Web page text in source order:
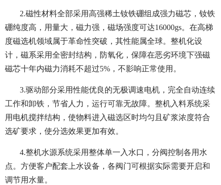
2.磁性材料全部采用高强稀土钕铁硼组成强力磁芯，钕铁
硼纯度高，用量大，磁力强，磁场强度可达16000gs。在高梯
度磁选机领域属于革命性突破，其性能属全球。整机化设
计，磁系采用全密封结构，防氧化，保障在恶劣环境下强磁
磁芯十年内磁力消耗不超过5%，不影响正常使用。
3.驱动部分采用性能优良的无极调速电机，完全自动连续
工作和卸铁，节省人力，运行可靠无故障。整机入料系统采
用电机搅拌结构，使物料进入磁选区时均匀且矿浆浓度符合
选矿要求，使分选效果更加有效。
4.整机水源系统采用整体单一入水口，分阀控制各用水
点。方便客户配套上水设备，各阀门可根据实际需要开启和
调节用水量。